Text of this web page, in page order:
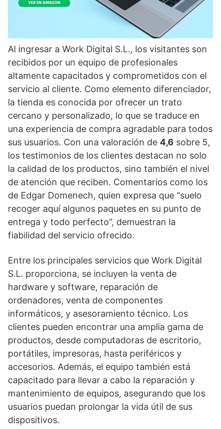
Al ingresar a Work Digital S.L., los visitantes son
recibidos por un equipo de profesionales
altamente capacitados y comprometidos con el
servicio al cliente. Como elemento diferenciador,
la tienda es conocida por ofrecer un trato
cercano y personalizado, lo que se traduce en
una experiencia de compra agradable para todos
sus usuarios. Con una valoración de 4,6 sobre 5,
los testimonios de los clientes destacan no solo
la calidad de los productos, sino también el nivel
de atención que reciben. Comentarios como los
de Edgar Domenech, quien expresa que “suelo
recoger aquí algunos paquetes en su punto de
entrega y todo perfecto”, demuestran la
fiabilidad del servicio ofrecido.
Entre los principales servicios que Work Digital
S.L. proporciona, se incluyen la venta de
hardware y software, reparación de
ordenadores, venta de componentes
informáticos, y asesoramiento técnico. Los
clientes pueden encontrar una amplia gama de
productos, desde computadoras de escritorio,
portátiles, impresoras, hasta periféricos y
accesorios. Además, el equipo también está
capacitado para llevar a cabo la reparación y
mantenimiento de equipos, asegurando que los
usuarios puedan prolongar la vida útil de sus
dispositivos.